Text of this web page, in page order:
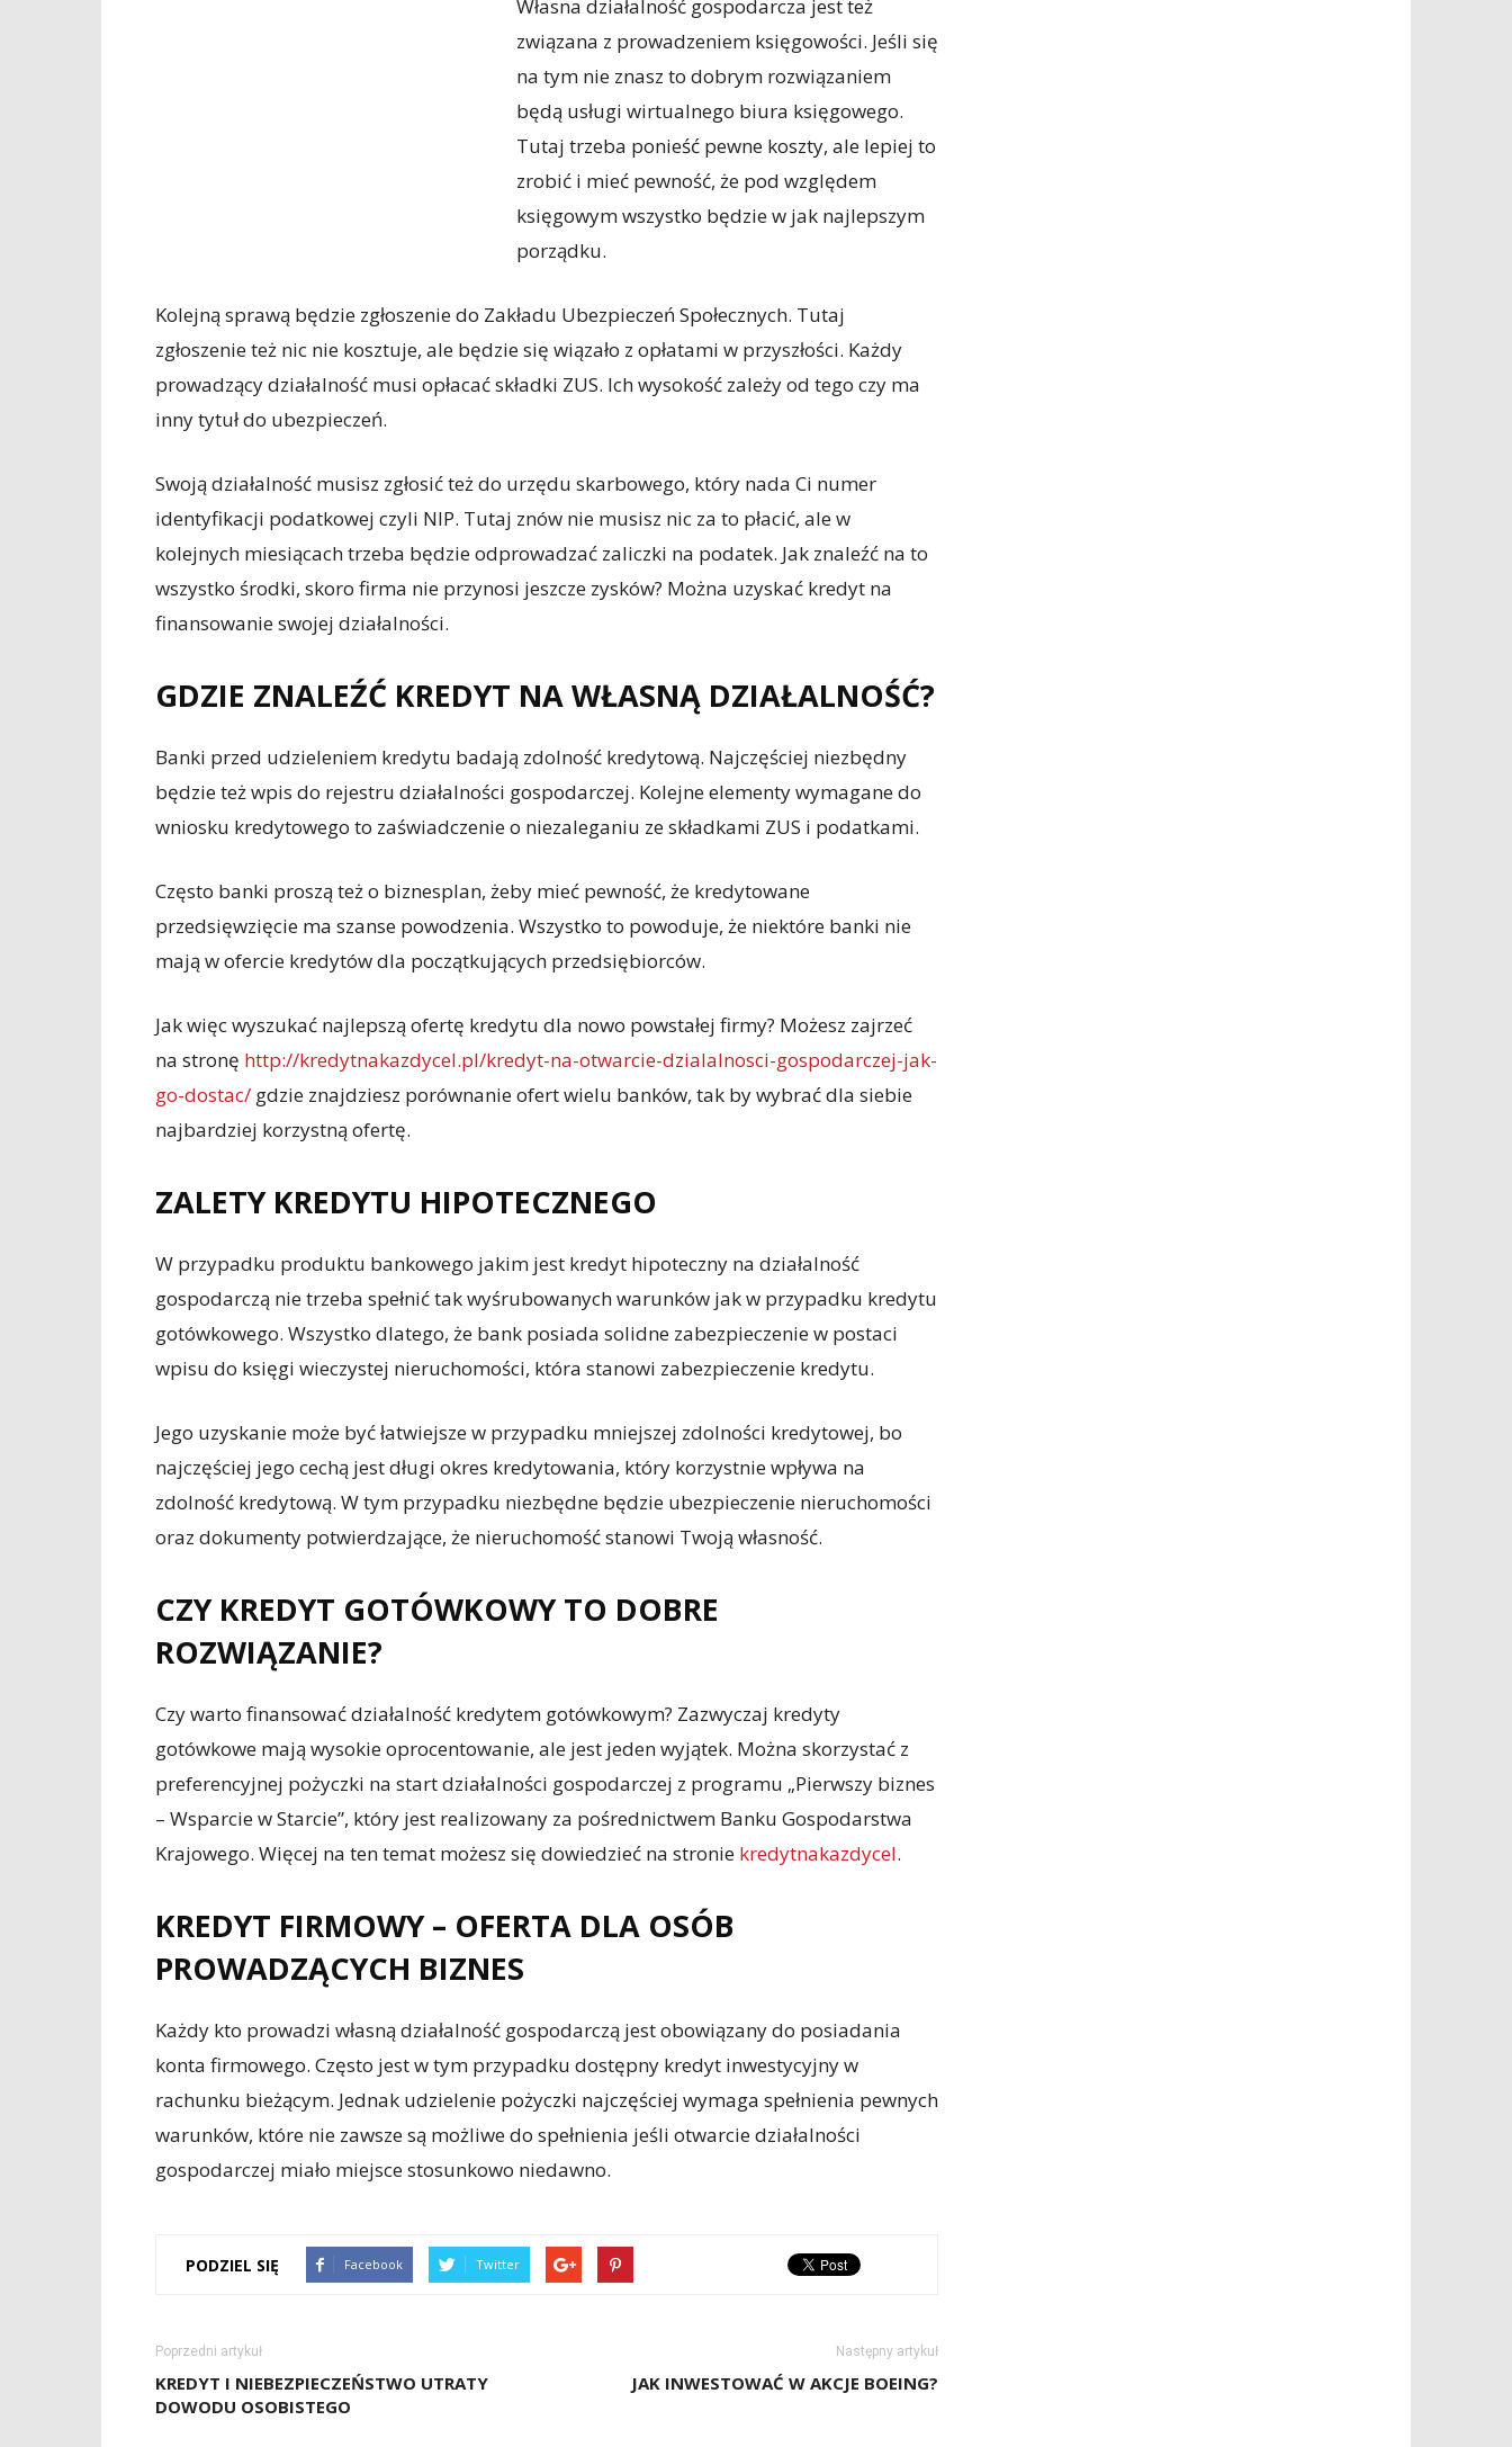
Własna działalność gospodarcza jest też
związana z prowadzeniem księgowości. Jeśli się
na tym nie znasz to dobrym rozwiązaniem
będą usługi wirtualnego biura księgowego.
Tutaj trzeba ponieść pewne koszty, ale lepiej to
zrobić i mieć pewność, że pod względem
księgowym wszystko będzie w jak najlepszym
porządku.
Kolejną sprawą będzie zgłoszenie do Zakładu Ubezpieczeń Społecznych. Tutaj
zgłoszenie też nic nie kosztuje, ale będzie się wiązało z opłatami w przyszłości. Każdy
prowadzący działalność musi opłacać składki ZUS. Ich wysokość zależy od tego czy ma
inny tytuł do ubezpieczeń.
Swoją działalność musisz zgłosić też do urzędu skarbowego, który nada Ci numer
identyfikacji podatkowej czyli NIP. Tutaj znów nie musisz nic za to płacić, ale w
kolejnych miesiącach trzeba będzie odprowadzać zaliczki na podatek. Jak znaleźć na to
wszystko środki, skoro firma nie przynosi jeszcze zysków? Można uzyskać kredyt na
finansowanie swojej działalności.
GDZIE ZNALEŹĆ KREDYT NA WŁASNĄ DZIAŁALNOŚĆ?
Banki przed udzieleniem kredytu badają zdolność kredytową. Najczęściej niezbędny
będzie też wpis do rejestru działalności gospodarczej. Kolejne elementy wymagane do
wniosku kredytowego to zaświadczenie o niezaleganiu ze składkami ZUS i podatkami.
Często banki proszą też o biznesplan, żeby mieć pewność, że kredytowane
przedsięwzięcie ma szanse powodzenia. Wszystko to powoduje, że niektóre banki nie
mają w ofercie kredytów dla początkujących przedsiębiorców.
Jak więc wyszukać najlepszą ofertę kredytu dla nowo powstałej firmy? Możesz zajrzeć
na stronę http://kredytnakazdycel.pl/kredyt-na-otwarcie-dzialalnosci-gospodarczej-jak-
go-dostac/ gdzie znajdziesz porównanie ofert wielu banków, tak by wybrać dla siebie
najbardziej korzystną ofertę.
ZALETY KREDYTU HIPOTECZNEGO
W przypadku produktu bankowego jakim jest kredyt hipoteczny na działalność
gospodarczą nie trzeba spełnić tak wyśrubowanych warunków jak w przypadku kredytu
gotówkowego. Wszystko dlatego, że bank posiada solidne zabezpieczenie w postaci
wpisu do księgi wieczystej nieruchomości, która stanowi zabezpieczenie kredytu.
Jego uzyskanie może być łatwiejsze w przypadku mniejszej zdolności kredytowej, bo
najczęściej jego cechą jest długi okres kredytowania, który korzystnie wpływa na
zdolność kredytową. W tym przypadku niezbędne będzie ubezpieczenie nieruchomości
oraz dokumenty potwierdzające, że nieruchomość stanowi Twoją własność.
CZY KREDYT GOTÓWKOWY TO DOBRE
ROZWIĄZANIE?
Czy warto finansować działalność kredytem gotówkowym? Zazwyczaj kredyty
gotówkowe mają wysokie oprocentowanie, ale jest jeden wyjątek. Można skorzystać z
preferencyjnej pożyczki na start działalności gospodarczej z programu „Pierwszy biznes
– Wsparcie w Starcie”, który jest realizowany za pośrednictwem Banku Gospodarstwa
Krajowego. Więcej na ten temat możesz się dowiedzieć na stronie kredytnakazdycel.
KREDYT FIRMOWY – OFERTA DLA OSÓB
PROWADZĄCYCH BIZNES
Każdy kto prowadzi własną działalność gospodarczą jest obowiązany do posiadania
konta firmowego. Często jest w tym przypadku dostępny kredyt inwestycyjny w
rachunku bieżącym. Jednak udzielenie pożyczki najczęściej wymaga spełnienia pewnych
warunków, które nie zawsze są możliwe do spełnienia jeśli otwarcie działalności
gospodarczej miało miejsce stosunkowo niedawno.
PODZIEL SIĘ Facebook Twitter
Poprzedni artykuł
KREDYT I NIEBEZPIECZEŃSTWO UTRATY
DOWODU OSOBISTEGO
Następny artykuł
JAK INWESTOWAĆ W AKCJE BOEING?